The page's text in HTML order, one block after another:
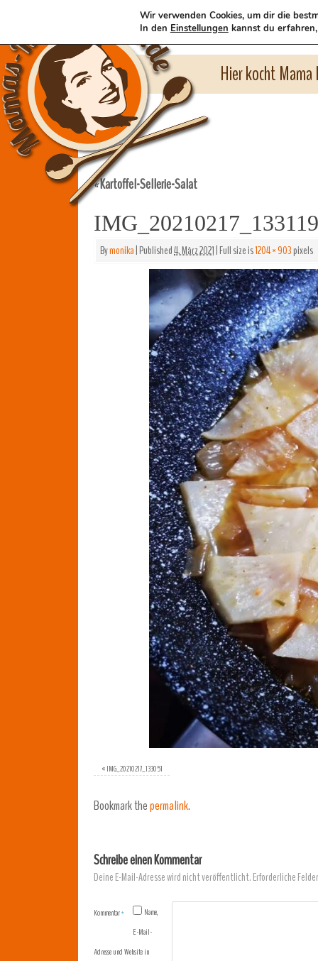
Hier kocht
«Kartoffel-Sellerie-Salat
IMG_20210217_133119
Bymonika|Published4. März 2021|Full size is1204 × 903pixels
«IMG_20210217_133051
Bookmark thepermalink.
Schreibe einen Kommentar
Deine E-Mail-Adresse wird nicht veröffentlicht.Erforderliche
Kommentar*
Name,
E-Mail-
Adresse und Website in
Wir verwenden Cookies, um dir die
In den Einstellungen kannst du